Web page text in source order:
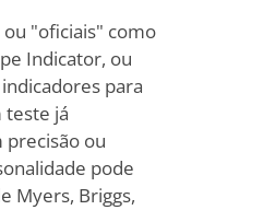
"oficiais" como
Indicator, ou
para
teste já
precisão ou
pode
Myers, Briggs,